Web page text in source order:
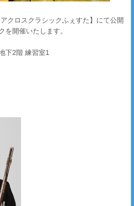
クロスクラシックふぇすた】にて公開
を開催いたします。
下2階 練習室1